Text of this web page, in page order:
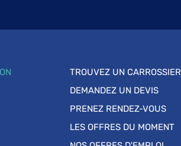
TROUVEZ UN CARROSSIER
DEMANDEZ UN DEVIS
PRENEZ RENDEZ-VOUS
LES OFFRES DU MOMENT